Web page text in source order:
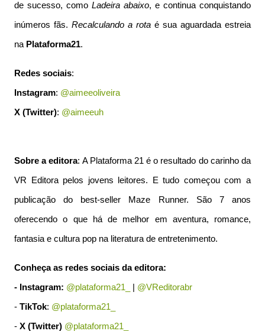
de sucesso, como Ladeira abaixo, e continua conquistando
inúmeros fãs. Recalculando a rota é sua aguardada estreia
na Plataforma21.
Redes sociais:
Instagram: @aimeeoliveira
X (Twitter): @aimeeuh
Sobre a editora: A Plataforma 21 é o resultado do carinho da
VR Editora pelos jovens leitores. E tudo começou com a
publicação do best-seller Maze Runner. São 7 anos
oferecendo o que há de melhor em aventura, romance,
fantasia e cultura pop na literatura de entretenimento.
Conheça as redes sociais da editora:
- Instagram: @plataforma21_ @VReditorabr
- TikTok: @plataforma21_
- X (Twitter) @plataforma21_